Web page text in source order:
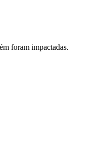
foram impactadas.